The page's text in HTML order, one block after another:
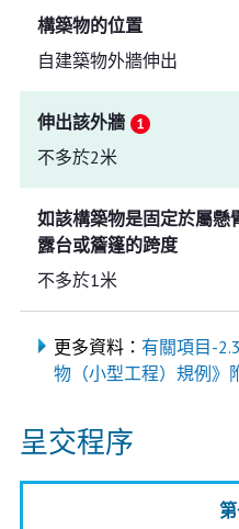
構築物的位置
自建築物外牆伸出
伸出該外牆
不多於2米
如該構築物是固定於屬懸
露台或簷篷的跨度
不多於1米
更多資料： 有關項目-
物（小型工程）規例》
呈交程序